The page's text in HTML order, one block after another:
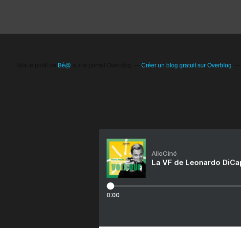
Bé@sur le portail Overblog Créer un blog gratuit sur Overblog
AlloCiné
La VF de Leonardo
0:00